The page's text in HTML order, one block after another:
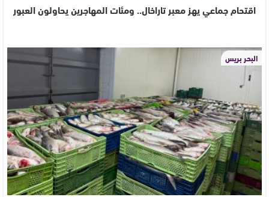
اقتحام جماعي يهز معبر تاراخال.. ومئات المهاجرين يحاولون العبور
البحر بريس